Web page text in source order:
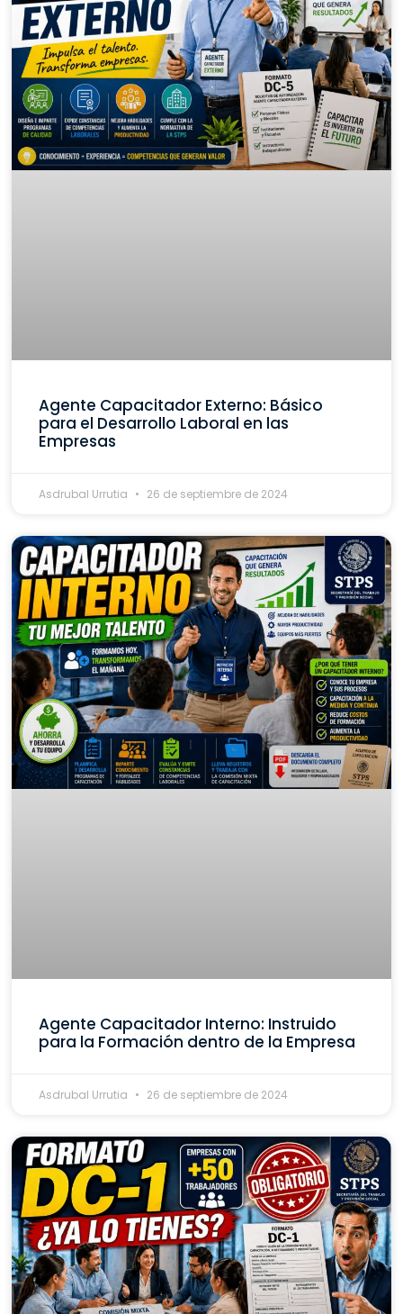
Agente Capacitador Externo: Básico
para el Desarrollo Laboral en las
Empresas
Asdrubal Urrutia 26 de septiembre de 2024
Agente Capacitador Interno: Instruido
para la Formación dentro de la Empresa
Asdrubal Urrutia 26 de septiembre de 2024